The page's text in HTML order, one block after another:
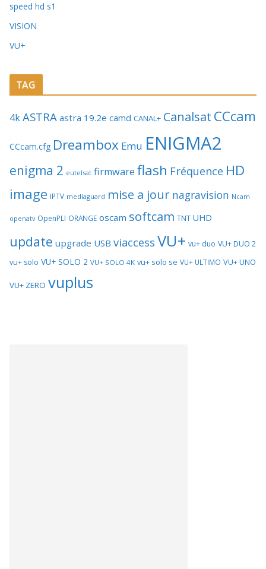
speed hd s1
VISION
VU+
TAG
4kASTRA astra 19.2e camd CANAL+ Canalsat CCcam
CCcam.cfg Dreambox Emu ENIGMA2
enigma 2 eutelsat firmware flash Fréquence HD
image IPTV mediaguard mise a jour nagravision Ncam
openatv OpenPLI ORANGE oscam softcam TNT UHD
update upgrade USB viaccess VU+ vu+ duo VU+ DUO 2
vu+ solo VU+ SOLO 2 VU+ SOLO 4K vu+ solo se VU+ ULTIMO VU+ UNO
VU+ ZERO vuplus